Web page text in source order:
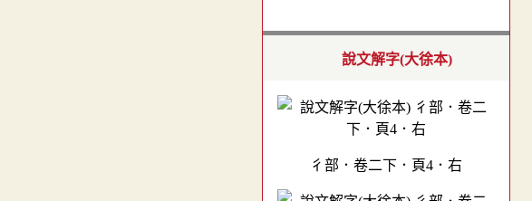
說文解字(大徐本)
彳部．卷二下．頁4．右